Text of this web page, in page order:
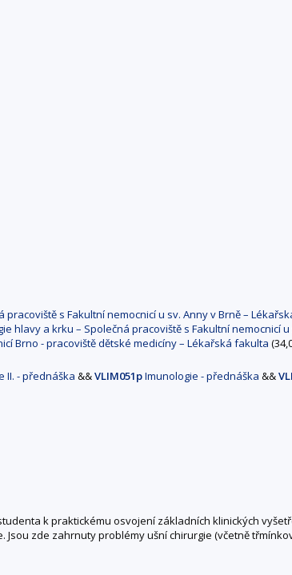
s Fakultní nemocnicí u sv. Anny v Brně –
hlavy a krku – Společná pracoviště s Fakultní nemocnicí
Brno - pracoviště dětské medicíny – Lékařská fakulta
II. - přednáška &&VLIM051pImunologie - přednáška &&
k praktickému osvojení základních klinických
zde zahrnuty problémy ušní chirurgie (včetně